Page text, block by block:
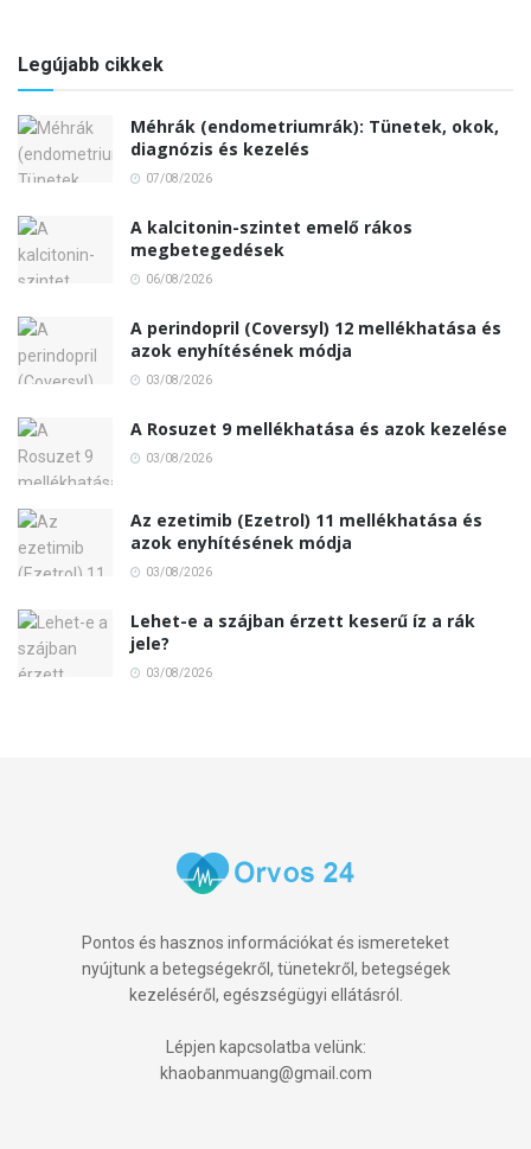
Legújabb cikkek
Méhrák (endometriumrák): Tünetek, okok,
diagnózis és kezelés
07/08/2026
A kalcitonin-szintet emelő rákos
megbetegedések
06/08/2026
A perindopril (Coversyl) 12 mellékhatása és
azok enyhítésének módja
03/08/2026
A Rosuzet 9 mellékhatása és azok kezelése
03/08/2026
Az ezetimib (Ezetrol) 11 mellékhatása és
azok enyhítésének módja
03/08/2026
Lehet-e a szájban érzett keserű íz a rák
jele?
03/08/2026
Pontos és hasznos információkat és ismereteket
nyújtunk a betegségekről, tünetekről, betegségek
kezeléséről, egészségügyi ellátásról.
Lépjen kapcsolatba velünk:
khaobanmuang@gmail.com